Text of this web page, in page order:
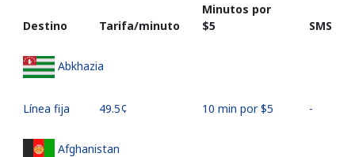
Destino Tarifa/minuto
Minutos por
⁦$5⁩
SMS
Abkhazia
Línea fija ⁦49.5¢⁩ 10 min por ⁦$5⁩ -
Afghanistan